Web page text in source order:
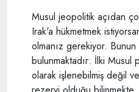
Musul jeopolitik açıdan
Irak'a hükmetmek
olmanız gerekiyor.
bulunmaktadır: İlki Musul
olarak işlenebilmiş değil